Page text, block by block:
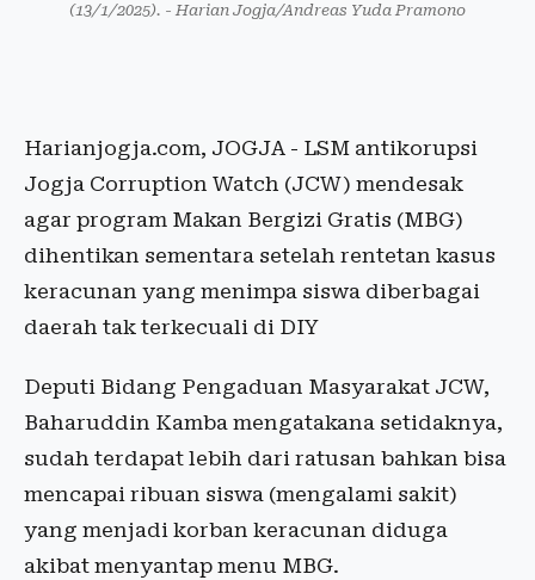
(13/1/2025). - Harian Jogja/Andreas Yuda Pramono
Harianjogja.com, JOGJA - LSM antikorupsi
Jogja Corruption Watch (JCW) mendesak
agar program Makan Bergizi Gratis (MBG)
dihentikan sementara setelah rentetan kasus
keracunan yang menimpa siswa diberbagai
daerah tak terkecuali di DIY
Deputi Bidang Pengaduan Masyarakat JCW,
Baharuddin Kamba mengatakana setidaknya,
sudah terdapat lebih dari ratusan bahkan bisa
mencapai ribuan siswa (mengalami sakit)
yang menjadi korban keracunan diduga
akibat menyantap menu MBG.